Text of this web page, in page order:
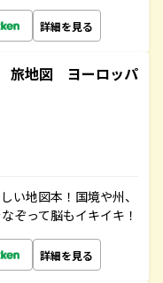
詳細を見る
旅地図 ヨーロッパ
い地図本！国境や州、
ぞって脳もイキイキ！
詳細を見る